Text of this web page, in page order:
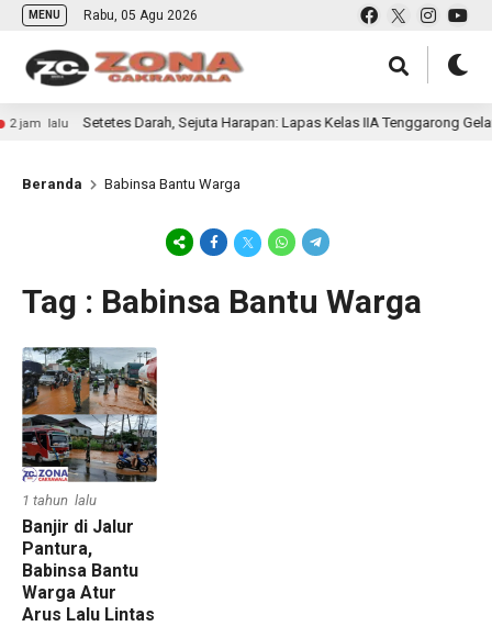
MENU Rabu, 05 Agu 2026
jam lalu Setetes Darah, Sejuta Harapan: Lapas Kelas IIA Tenggarong Gelar
Beranda Babinsa Bantu Warga
Tag : Babinsa Bantu Warga
1 tahun lalu
Banjir di Jalur
Pantura,
Babinsa Bantu
Warga Atur
Arus Lalu Lintas